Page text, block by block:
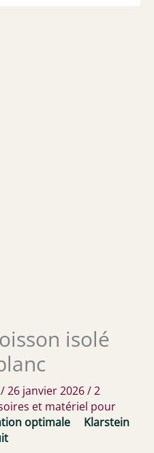
isolé
/26 janvier 2026/2
et matériel pour
optimale
Klarstein